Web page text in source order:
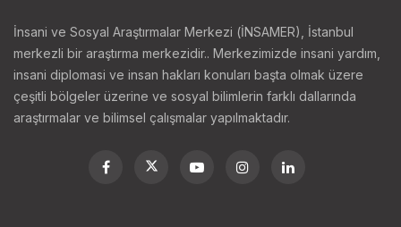
İnsani ve Sosyal Araştırmalar Merkezi (İNSAMER), İstanbul
merkezli bir araştırma merkezidir.. Merkezimizde insani yardım,
insani diplomasi ve insan hakları konuları başta olmak üzere
çeşitli bölgeler üzerine ve sosyal bilimlerin farklı dallarında
araştırmalar ve bilimsel çalışmalar yapılmaktadır.